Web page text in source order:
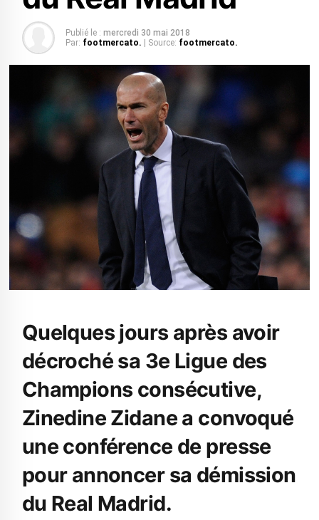
Publié le : mercredi 30 mai 2018
Par: footmercato. | Source: footmercato.
Quelques jours après avoir
décroché sa 3e Ligue des
Champions consécutive,
Zinedine Zidane a convoqué
une conférence de presse
pour annoncer sa démission
du Real Madrid.